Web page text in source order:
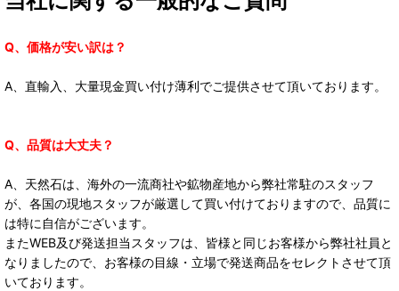
Q、価格が安い訳は？
A、直輸入、大量現金買い付け薄利でご提供させて頂いております。
Q、品質は大丈夫？
A、天然石は、海外の一流商社や鉱物産地から弊社常駐のスタッフ
が、各国の現地スタッフが厳選して買い付けておりますので、品質に
は特に自信がございます。
またWEB及び発送担当スタッフは、皆様と同じお客様から弊社社員と
なりましたので、お客様の目線・立場で発送商品をセレクトさせて頂
いております。